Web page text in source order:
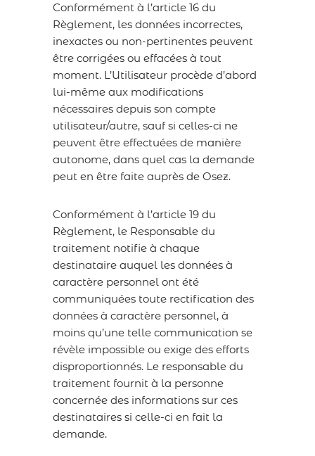
Conformément à l’article 16 du
Règlement, les données incorrectes,
inexactes ou non-pertinentes peuvent
être corrigées ou effacées à tout
moment. L’Utilisateur procède d’abord
lui-même aux modifications
nécessaires depuis son compte
utilisateur/autre, sauf si celles-ci ne
peuvent être effectuées de manière
autonome, dans quel cas la demande
peut en être faite auprès de Osez.
Conformément à l’article 19 du
Règlement, le Responsable du
traitement notifie à chaque
destinataire auquel les données à
caractère personnel ont été
communiquées toute rectification des
données à caractère personnel, à
moins qu’une telle communication se
révèle impossible ou exige des efforts
disproportionnés. Le responsable du
traitement fournit à la personne
concernée des informations sur ces
destinataires si celle-ci en fait la
demande.